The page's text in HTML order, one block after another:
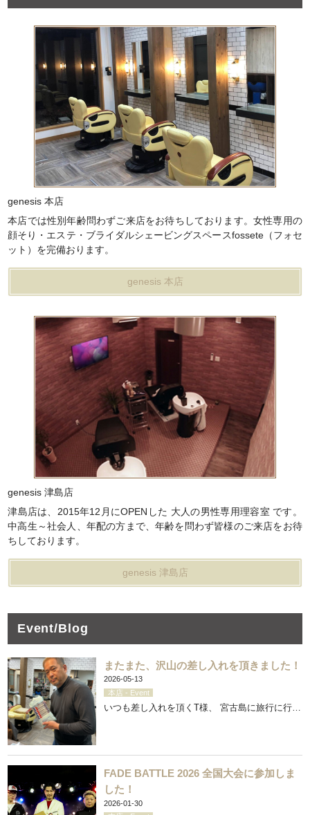
genesis 本店
本店では性別年齢問わずご来店をお待ちしております。女性専用の
顔そり・エステ・ブライダルシェービングスペースfossete（フォセ
ット）を完備おります。
genesis 本店
genesis 津島店
津島店は、2015年12月にOPENした 大人の男性専用理容室 です。
中高生～社会人、年配の方まで、年齢を問わず皆様のご来店をお待
ちしております。
genesis 津島店
Event/Blog
またまた、沢山の差し入れを頂きました！
2026-05-13
本店 - Event
いつも差し入れを頂くT様、 宮古島に旅行に行…
FADE BATTLE 2026 全国大会に参加しま
した！
2026-01-30